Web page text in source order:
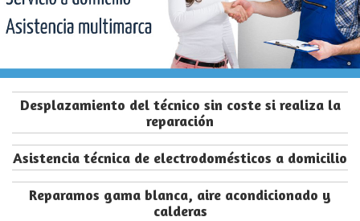
Desplazamiento del técnico sin coste si realiza la
reparación
Asistencia técnica de electrodomésticos a domicilio
Reparamos gama blanca, aire acondicionado y
calderas